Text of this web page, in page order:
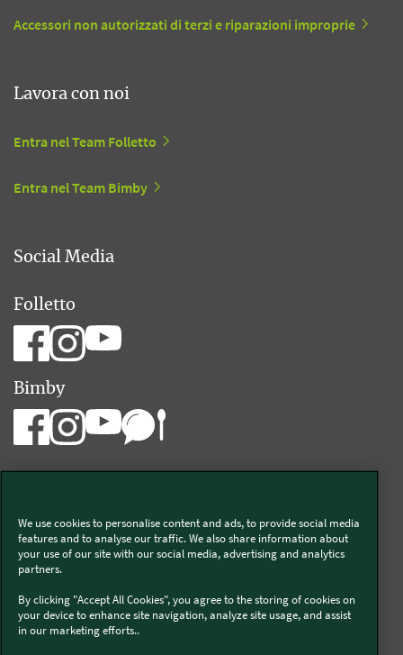
Accessori non autorizzati di terzi e riparazioni improprie
Lavora con noi
Entra nel Team Folletto
Entra nel Team Bimby
Social Media
Folletto
Bimby
Vorwerk Italia s.a.s. di Vorwerk Management s.r.l.
C.F. e P.Iva 00793630153
Licenza dati ai sensi del Regolamento UE-2023/2854
Condizioni Generali di Vendita
We use cookies to personalise content and ads, to provide social media
features and to analyse our traffic. We also share information about
your use of our site with our social media, advertising and analytics
partners.
By clicking "Accept All Cookies", you agree to the storing of cookies on
your device to enhance site navigation, analyze site usage, and assist
in our marketing efforts..